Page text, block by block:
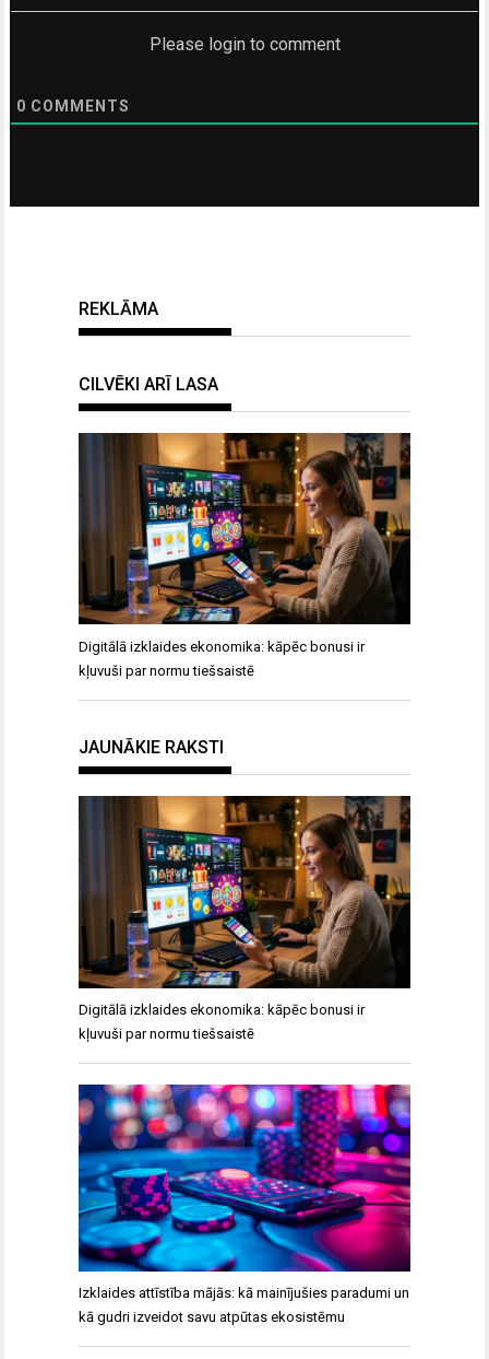
Please login to comment
0 COMMENTS
REKLĀMA
CILVĒKI ARĪ LASA
Digitālā izklaides ekonomika: kāpēc bonusi ir
kļuvuši par normu tiešsaistē
JAUNĀKIE RAKSTI
Digitālā izklaides ekonomika: kāpēc bonusi ir
kļuvuši par normu tiešsaistē
Izklaides attīstība mājās: kā mainījušies paradumi un
kā gudri izveidot savu atpūtas ekosistēmu